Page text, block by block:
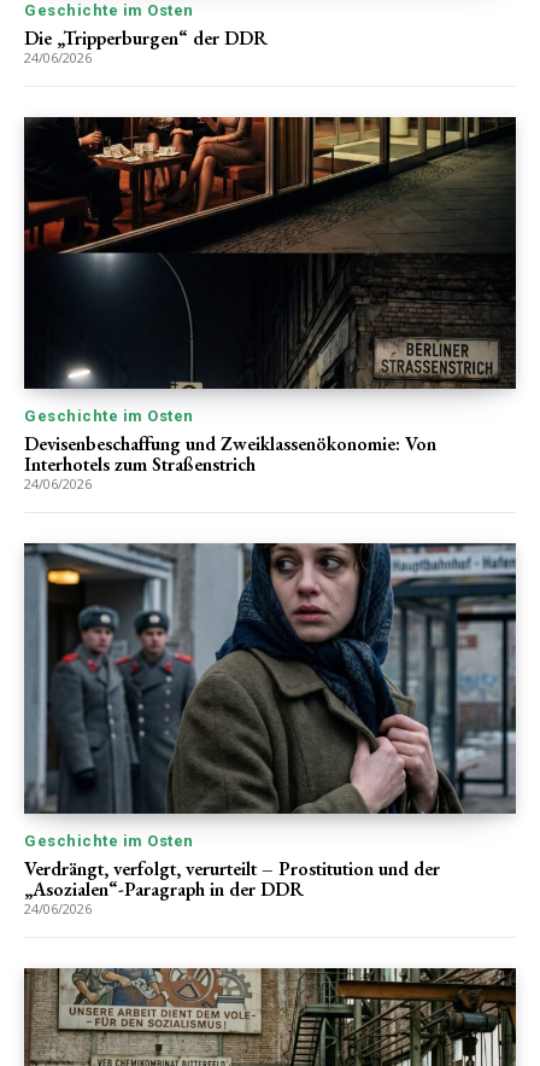
Geschichte im Osten
Die „Tripperburgen“ der DDR
24/06/2026
Geschichte im Osten
Devisenbeschaffung und Zweiklassenökonomie: Von
Interhotels zum Straßenstrich
24/06/2026
Geschichte im Osten
Verdrängt, verfolgt, verurteilt – Prostitution und der
„Asozialen“-Paragraph in der DDR
24/06/2026